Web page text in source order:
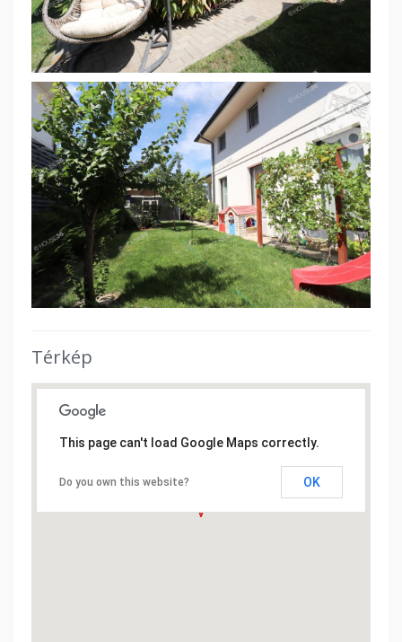
Térkép
This page can't load Google Maps correctly.
Do you own this website? OK